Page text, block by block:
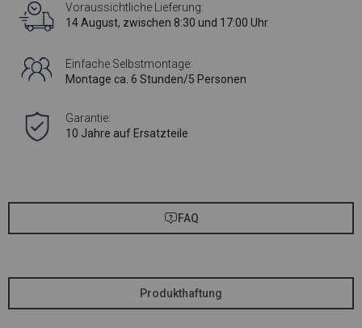
Voraussichtliche Lieferung:
14 August, zwischen 8:30 und 17:00 Uhr
Einfache Selbstmontage:
Montage ca. 6 Stunden/5 Personen
Garantie:
10 Jahre auf Ersatzteile
FAQ
Produkthaftung